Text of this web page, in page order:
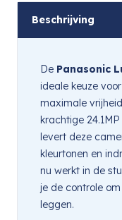
Beschrijving
De Panasonic
ideale keuze
maximale
krachtige
levert deze
kleurtonen en
nu werkt in de
je de controle
leggen.